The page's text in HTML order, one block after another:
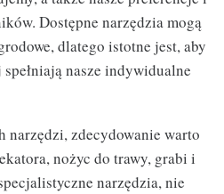
Dostępne narzędzia mogą
dlatego istotne jest, aby
nasze indywidualne
narzędzi, zdecydowanie warto
nożyc do trawy, grabi i
narzędzia, nie